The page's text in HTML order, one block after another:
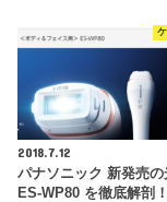
2018.7.12
パナソニック 新発売
ES-WP80 を徹底解剖